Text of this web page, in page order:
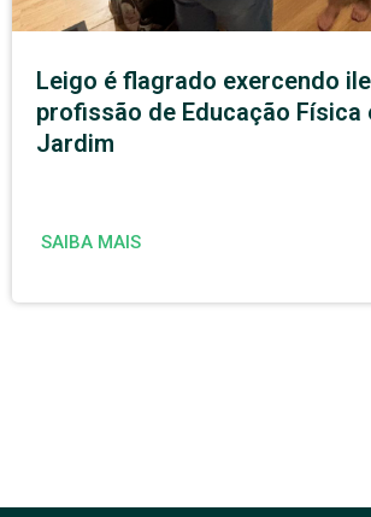
Leigo é flagrado exercendo
profissão de Educação Física
Jardim
SAIBA MAIS